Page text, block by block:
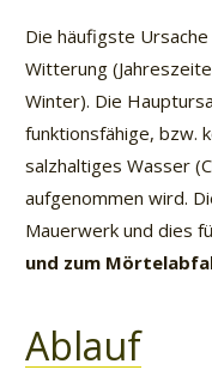
Die häufigste
Witterung
Winter). Die
funktionsfähige, bzw.
salzhaltiges Wasser
aufgenommen wird.
Mauerwerk und dies
und zum
Ablauf